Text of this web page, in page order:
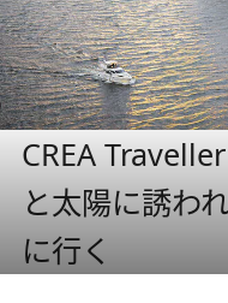
CREA
と太陽に誘わ
に行く